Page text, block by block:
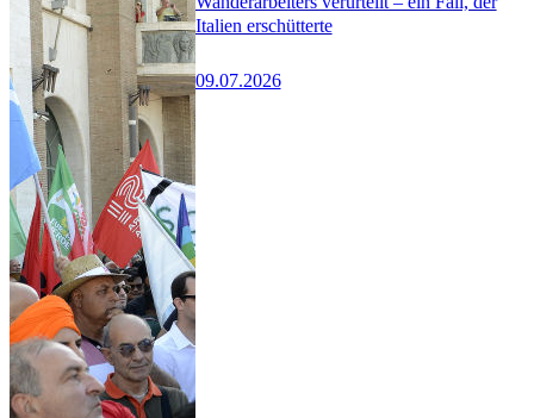
Italien erschütterte
09.07.2026